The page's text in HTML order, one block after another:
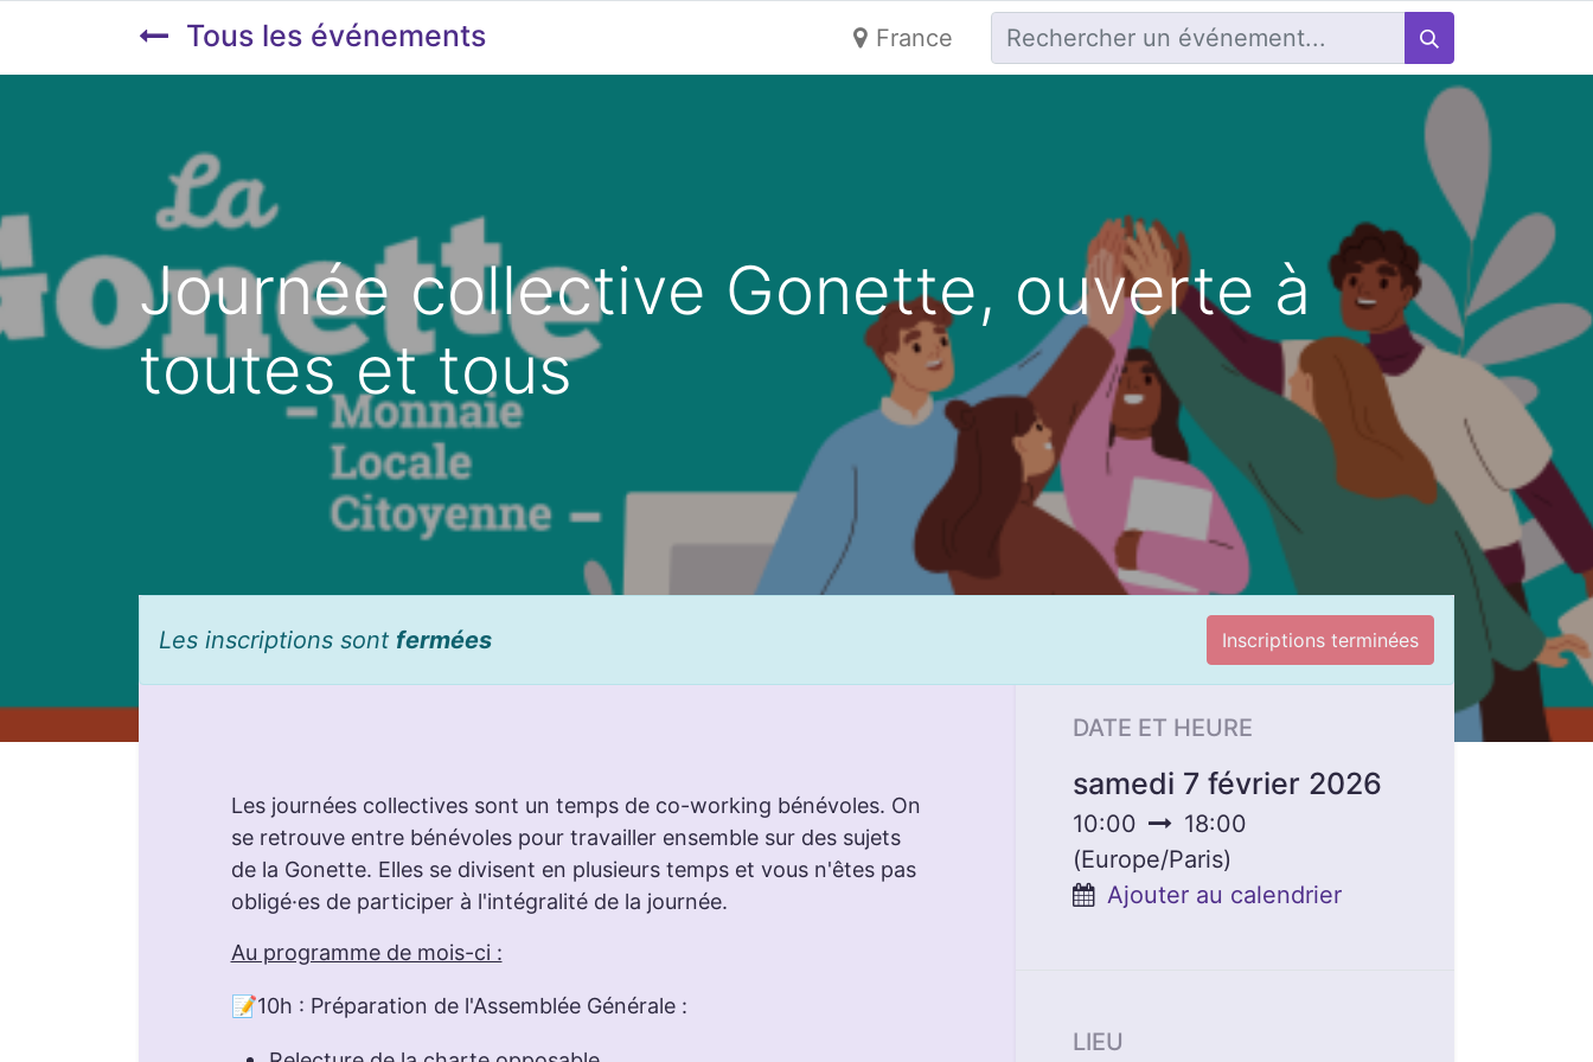
Tous les événements France
Journée collective Gonette, ouverte à
toutes et tous
Les inscriptions sont fermées Inscriptions terminées
Les journées collectives sont un temps de co-working bénévoles. On
se retrouve entre bénévoles pour travailler ensemble sur des sujets
de la Gonette. Elles se divisent en plusieurs temps et vous n'êtes pas
obligé·es de participer à l'intégralité de la journée.
Au programme de mois-ci :
📝10h : Préparation de l'Assemblée Générale :
DATE ET HEURE
samedi 7 février 2026
10:00
18:00
(Europe/Paris)
Ajouter au calendrier
LIEU